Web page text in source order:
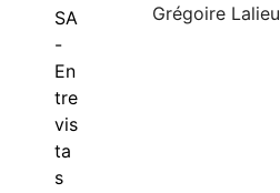
Grégoire Lalieu